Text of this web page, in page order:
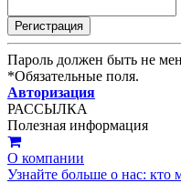
Пароль должен быть не
*Обязательные поля.
Авторизация
РАССЫЛКА
Полезная информация
О компании
Узнайте больше о нас: